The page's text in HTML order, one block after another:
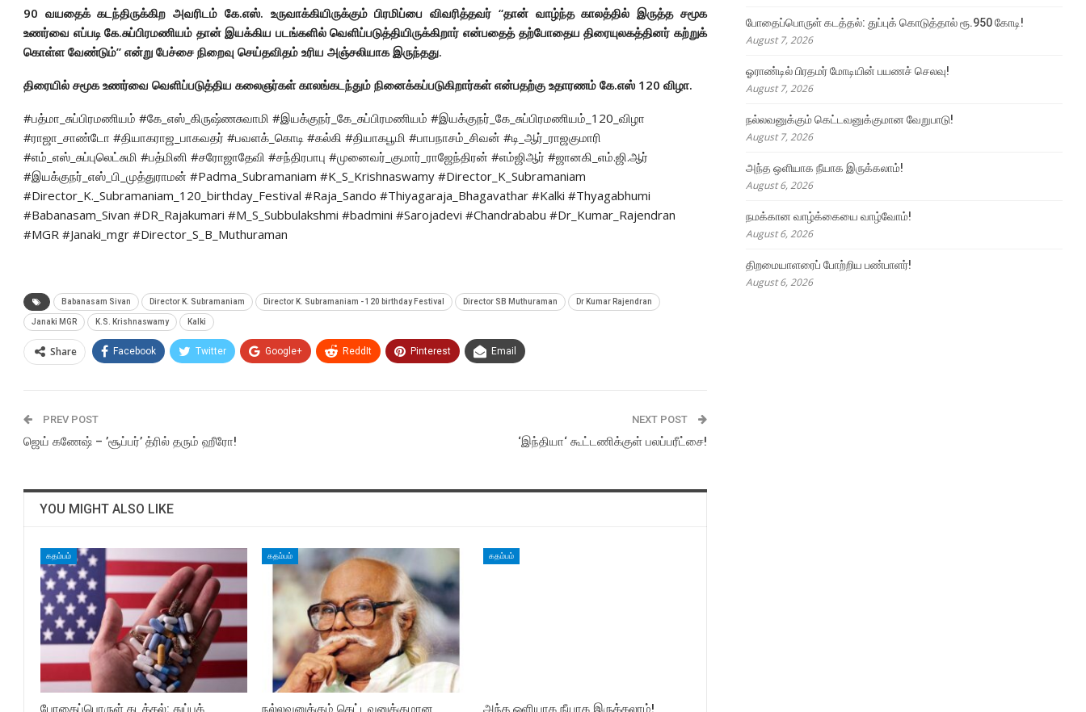
90 வயதைக் கடந்திருக்கிற அவரிடம் கே.எஸ். உருவாக்கியிருக்கும் பிரமிப்பை விவரித்தவர் “தான் வாழ்ந்த காலத்தில் இருத்த சமூக
உணர்வை எப்படி கே.சுப்பிரமணியம் தான் இயக்கிய படங்களில் வெளிப்படுத்தியிருக்கிறார் என்பதைத் தற்போதைய திரையுலகத்தினர் கற்றுக்
கொள்ள வேண்டும்” என்று பேச்சை நிறைவு செய்தவிதம் உரிய அஞ்சலியாக இருந்தது.
திரையில் சமூக உணர்வை வெளிப்படுத்திய கலைஞர்கள் காலங்கடந்தும் நினைக்கப்படுகிறார்கள் என்பதற்கு உதாரணம் கே.எஸ் 120 விழா.
#பத்மா_சுப்பிரமணியம் #கே_எஸ்_கிருஷ்ணசுவாமி #இயக்குநர்_கே_சுப்பிரமணியம் #இயக்குநர்_கே_சுப்பிரமணியம்_120_விழா
#ராஜா_சாண்டோ #தியாகராஜ_பாகவதர் #பவளக்_கொடி #கல்கி #தியாகபூமி #பாபநாசம்_சிவன் #டி_ஆர்_ராஜகுமாரி
#எம்_எஸ்_சுப்புலெட்சுமி #பத்மினி #சரோஜாதேவி #சந்திரபாபு #முனைவர்_குமார்_ராஜேந்திரன் #எம்ஜிஆர் #ஜானகி_எம்.ஜி.ஆர்
#இயக்குநர்_எஸ்_பி_முத்துராமன் #Padma_Subramaniam #K_S_Krishnaswamy #Director_K_Subramaniam
#Director_K._Subramaniam_120_birthday_Festival #Raja_Sando #Thiyagaraja_Bhagavathar #Kalki #Thyagabhumi
#Babanasam_Sivan #DR_Rajakumari #M_S_Subbulakshmi #badmini #Sarojadevi #Chandrababu #Dr_Kumar_Rajendran
#MGR #Janaki_mgr #Director_S_B_Muthuraman
Babanasam Sivan Director K. Subramaniam Director K. Subramaniam - 120 birthday Festival Director SB Muthuraman Dr Kumar Rajendran
Janaki MGR K.S. Krishnaswamy Kalki
Share Facebook Twitter Google+ ReddIt Pinterest Email
PREV POST
ஜெய் கணேஷ் – ’சூப்பர்’ த்ரில் தரும் ஹீரோ!
NEXT POST
‘இந்தியா‘ கூட்டணிக்குள் பலப்பரீட்சை!
YOU MIGHT ALSO LIKE
கதம்பம்
போதைப்பொருள் கடத்தல்: துப்புக்
கதம்பம்
நல்லவனுக்கும் கெட்டவனுக்குமான
கதம்பம்
அந்த ஒளியாக நீயாக இருக்கலாம்!
போதைப்பொருள் கடத்தல்: துப்புக் கொடுத்தால் ரூ.950 கோடி!
August 7, 2026
ஓராண்டில் பிரதமர் மோடியின் பயணச் செலவு!
August 7, 2026
நல்லவனுக்கும் கெட்டவனுக்குமான வேறுபாடு!
August 7, 2026
அந்த ஒளியாக நீயாக இருக்கலாம்!
August 6, 2026
நமக்கான வாழ்க்கையை வாழ்வோம்!
August 6, 2026
திறமையாளரைப் போற்றிய பண்பாளர்!
August 6, 2026